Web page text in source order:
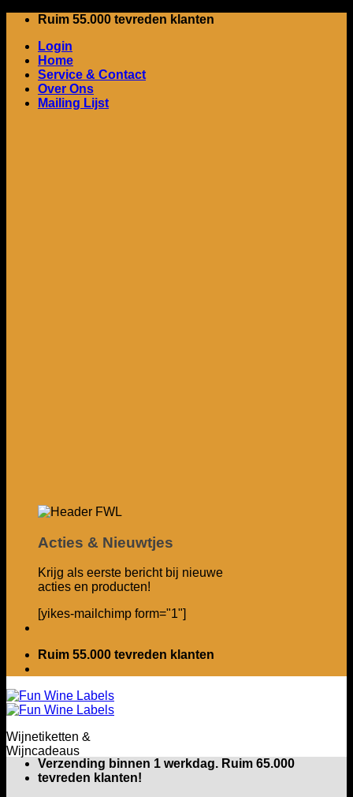
inhoud
Ruim 55.000 tevreden klanten
Login
Home
Service & Contact
Over Ons
Mailing Lijst
Acties & Nieuwtjes
Krijg als eerste bericht bij nieuwe
acties en producten!
[yikes-mailchimp form="1"]
Ruim 55.000 tevreden klanten
Wijnetiketten &
Wijncadeaus
Verzending binnen 1 werkdag. Ruim 65.000
tevreden klanten!